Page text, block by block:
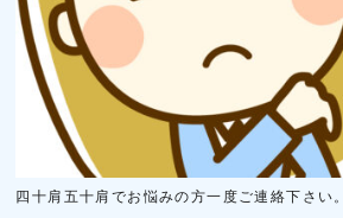
四十肩五十肩でお悩みの方一度ご連絡下さい。